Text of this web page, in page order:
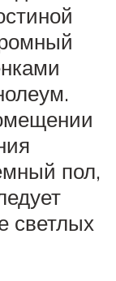
пол,
светлых